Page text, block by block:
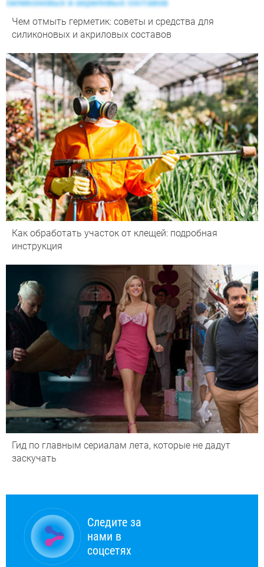
Чем отмыть герметик: советы и средства для
силиконовых и акриловых составов
Как обработать участок от клещей: подробная
инструкция
Гид по главным сериалам лета, которые не дадут
заскучать
Следите за
нами в
соцсетях